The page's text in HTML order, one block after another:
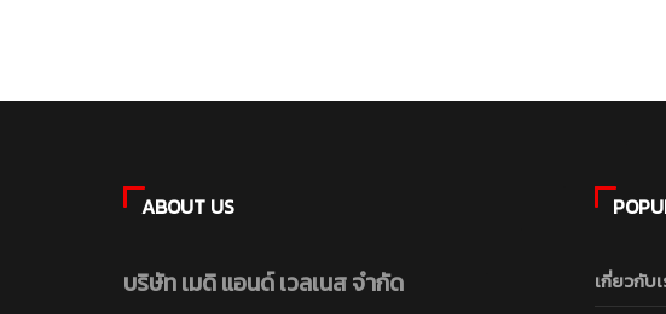
ABOUT US
บริษัท เมดิ แอนด์ เวลเนส จำกัด
เกี่ยวกับ